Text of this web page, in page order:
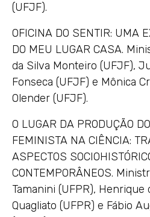
(UFJF).
OFICINA DO SENTIR: UMA
DO MEU LUGAR CASA.
da Silva Monteiro (UFJF),
Fonseca (UFJF) e Mônica
Olender (UFJF).
O LUGAR DA PRODUÇÃO
FEMINISTA NA CIÊNCIA:
ASPECTOS
CONTEMPORÂNEOS.
Tamanini (UFPR), Henrique
Quagliato (UFPR) e Fábio